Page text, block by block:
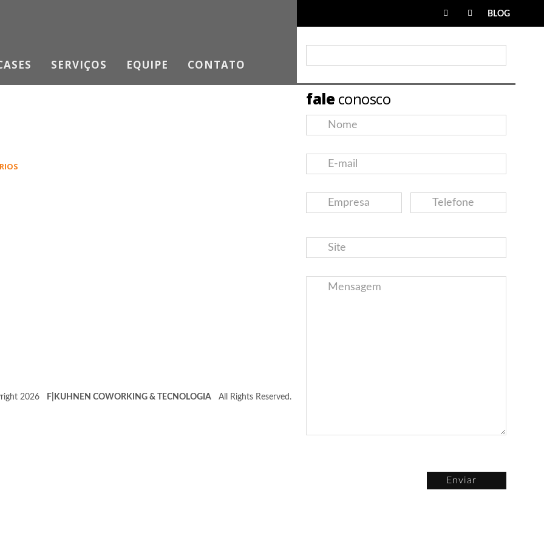
BLOG
SERVIÇOS EQUIPE CONTATO
fale conosco
Enviar
2026 F|KUHNEN COWORKING & TECNOLOGIAAll Rights Reserved.